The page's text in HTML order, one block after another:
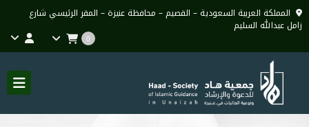
المملكة العربية السعودية – القصيم – محافظة عنيزة – المقر الرئيسي شارع
زامل عبدالله السليم
0